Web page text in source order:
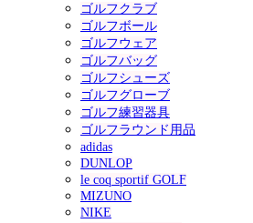
ゴルフクラブ
ゴルフボール
ゴルフウェア
ゴルフバッグ
ゴルフシューズ
ゴルフグローブ
ゴルフ練習器具
ゴルフラウンド用品
adidas
DUNLOP
le coq sportif GOLF
MIZUNO
NIKE